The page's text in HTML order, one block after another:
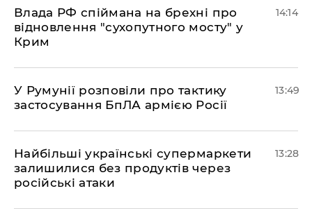
Влада РФ спіймана на брехні про
відновлення "сухопутного мосту" у
Крим
14:14
У Румунії розповіли про тактику
застосування БпЛА армією Росії
13:49
Найбільші українські супермаркети
залишилися без продуктів через
російські атаки
13:28